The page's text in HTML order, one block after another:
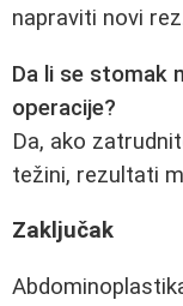
napraviti novi
Da li se stomak
operacije?
Da, ako
težini, rezultati
Zaključak